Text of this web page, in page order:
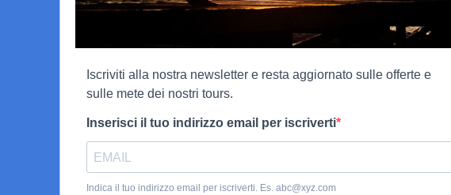
Iscriviti alla nostra newsletter e resta aggiornato sulle offerte e
sulle mete dei nostri tours.
Inserisci il tuo indirizzo email per iscriverti
Indica il tuo indirizzo email per iscriverti. Es. abc@xyz.com